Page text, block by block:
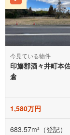
今見ている物件
印旛郡酒々井町本
倉
1,580万円
683.57m²（登記）